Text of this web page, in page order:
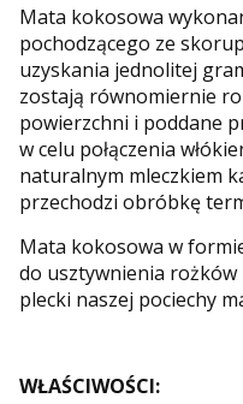
Mata kokosowa
pochodzącego ze
uzyskania jednolitej
zostają równomiernie
powierzchni i poddane
w celu połączenia
naturalnym mleczkiem
przechodzi obróbkę
Mata kokosowa w
do usztywnienia rożków
plecki naszej pociechy
WŁAŚCIWOŚCI: